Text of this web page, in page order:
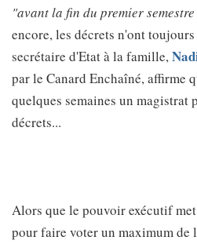
"avant la fin du premier
encore, les décrets n'ont
secrétaire d'Etat à la famille,
par le Canard Enchaîné, affirme
quelques semaines un magistrat
décrets...
Alors que le pouvoir exécutif
pour faire voter un maximum de